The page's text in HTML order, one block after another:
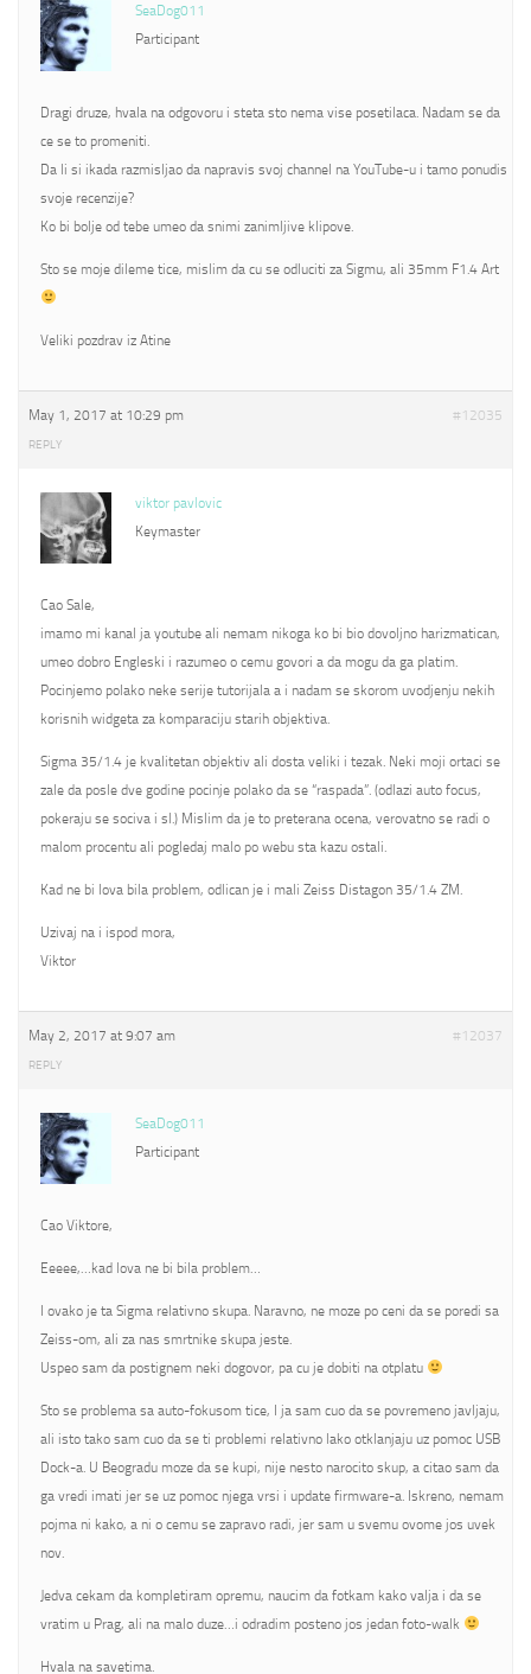
SeaDog011
Participant
Dragi druze, hvala na odgovoru i steta sto nema vise posetilaca. Nadam se da
ce se to promeniti.
Da li si ikada razmisljao da napravis svoj channel na YouTube-u i tamo ponudis
svoje recenzije?
Ko bi bolje od tebe umeo da snimi zanimljive klipove.
Sto se moje dileme tice, mislim da cu se odluciti za Sigmu, ali 35mm F1.4 Art
Veliki pozdrav iz Atine
May 1, 2017 at 10:29 pm #12035
REPLY
viktor pavlovic
Keymaster
Cao Sale,
imamo mi kanal ja youtube ali nemam nikoga ko bi bio dovoljno harizmatican,
umeo dobro Engleski i razumeo o cemu govori a da mogu da ga platim.
Pocinjemo polako neke serije tutorijala a i nadam se skorom uvodjenju nekih
korisnih widgeta za komparaciju starih objektiva.
Sigma 35/1.4 je kvalitetan objektiv ali dosta veliki i tezak. Neki moji ortaci se
zale da posle dve godine pocinje polako da se “raspada”. (odlazi auto focus,
pokeraju se sociva i sl.) Mislim da je to preterana ocena, verovatno se radi o
malom procentu ali pogledaj malo po webu sta kazu ostali.
Kad ne bi lova bila problem, odlican je i mali Zeiss Distagon 35/1.4 ZM.
Uzivaj na i ispod mora,
Viktor
May 2, 2017 at 9:07 am #12037
REPLY
SeaDog011
Participant
Cao Viktore,
Eeeee,…kad lova ne bi bila problem…
I ovako je ta Sigma relativno skupa. Naravno, ne moze po ceni da se poredi sa
Zeiss-om, ali za nas smrtnike skupa jeste.
Uspeo sam da postignem neki dogovor, pa cu je dobiti na otplatu
Sto se problema sa auto-fokusom tice, I ja sam cuo da se povremeno javljaju,
ali isto tako sam cuo da se ti problemi relativno lako otklanjaju uz pomoc USB
Dock-a. U Beogradu moze da se kupi, nije nesto narocito skup, a citao sam da
ga vredi imati jer se uz pomoc njega vrsi i update firmware-a. Iskreno, nemam
pojma ni kako, a ni o cemu se zapravo radi, jer sam u svemu ovome jos uvek
nov.
Jedva cekam da kompletiram opremu, naucim da fotkam kako valja i da se
vratim u Prag, ali na malo duze…i odradim posteno jos jedan foto-walk
Hvala na savetima.